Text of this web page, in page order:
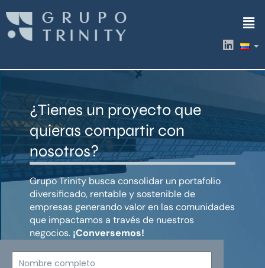
contenido
L
i
k
i
¿Tienes un proyecto que
quieras compartir con
nosotros?
Grupo Trinity busca consolidar un portafolio
diversificado, rentable y sostenible de
empresas generando valor en las comunidades
que impactamos a través de nuestros
negocios. ¡Conversemos!